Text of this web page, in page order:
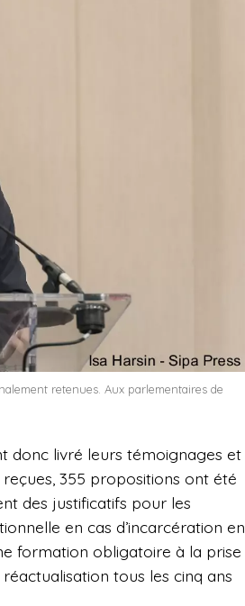
retenues. Aux parlementaires de
donc livré leurs témoignages et
355 propositions ont été
des justificatifs pour les
en cas d’incarcération en
formation obligatoire à la prise
tous les cinq ans